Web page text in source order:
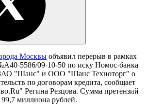
Москвы объявил перерыв в рамках
5586/09-10-50 по иску Номос-банка
"Шанс" и ООО "Шанс Техноторг" о
по договорам кредита, сообщает
Регина Резцова. Сумма претензий
миллиона рублей.